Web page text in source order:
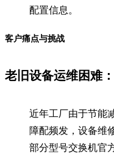
配置信息。
客户痛点与挑战
老旧设备运维困难：
近年工厂由于节能
障配频发，设备维
部分型号交换机官